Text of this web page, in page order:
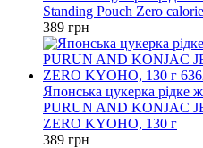
Standing Pouch Zero
389 грн
Японська цукерка
PURUN AND KONJAC
ZERO KYOHO, 130 г
389 грн